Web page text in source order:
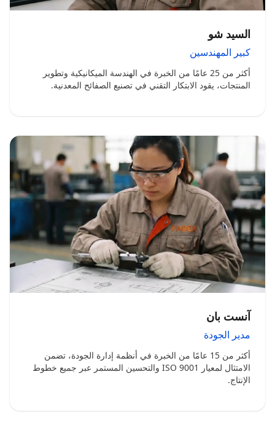
السيد شو
كبير المهندسين
أكثر من 25 عامًا من الخبرة في الهندسة الميكانيكية وتطوير
المنتجات، يقود الابتكار التقني في تصنيع الصفائح المعدنية.
آنست بان
مدير الجودة
أكثر من 15 عامًا من الخبرة في أنظمة إدارة الجودة، تضمن
الامتثال لمعيار ISO 9001 والتحسين المستمر عبر جميع خطوط
الإنتاج.